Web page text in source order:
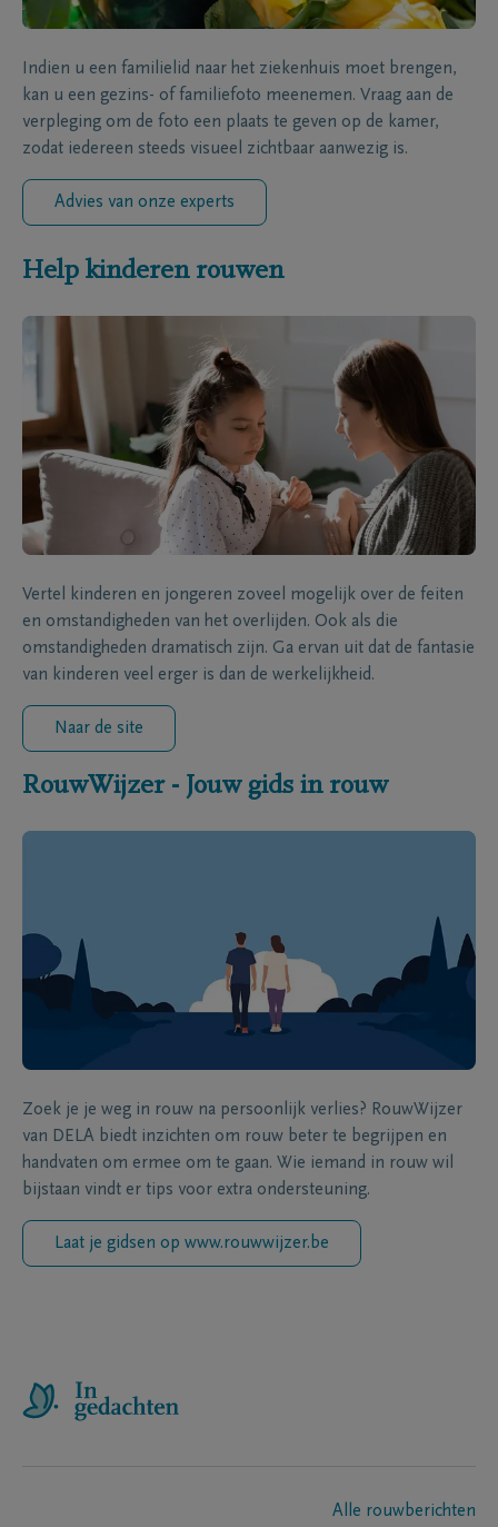
Indien u een familielid naar het ziekenhuis moet brengen,
kan u een gezins- of familiefoto meenemen. Vraag aan de
verpleging om de foto een plaats te geven op de kamer,
zodat iedereen steeds visueel zichtbaar aanwezig is.
Advies van onze experts
Help kinderen rouwen
Vertel kinderen en jongeren zoveel mogelijk over de feiten
en omstandigheden van het overlijden. Ook als die
omstandigheden dramatisch zijn. Ga ervan uit dat de fantasie
van kinderen veel erger is dan de werkelijkheid.
Naar de site
RouwWijzer - Jouw gids in rouw
Zoek je je weg in rouw na persoonlijk verlies? RouwWijzer
van DELA biedt inzichten om rouw beter te begrijpen en
handvaten om ermee om te gaan. Wie iemand in rouw wil
bijstaan vindt er tips voor extra ondersteuning.
Laat je gidsen op www.rouwwijzer.be
Alle rouwberichten